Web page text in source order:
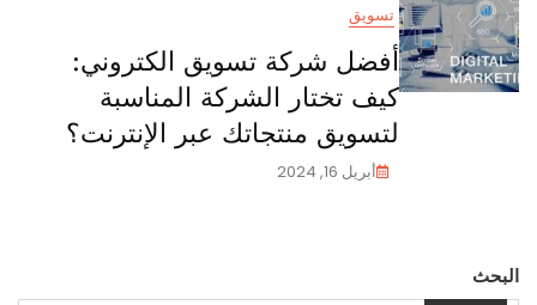
تسويق
أفضل شركة تسويق الكتروني:
كيف تختار الشركة المناسبة
لتسويق منتجاتك عبر الإنترنت؟
أبريل 16, 2024
البحث